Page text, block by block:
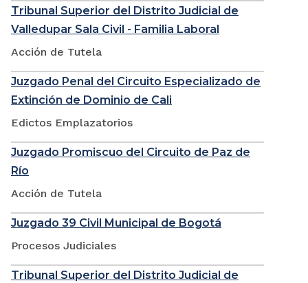
Tribunal Superior del Distrito Judicial de
Valledupar Sala Civil - Familia Laboral
Acción de Tutela
Juzgado Penal del Circuito Especializado de
Extinción de Dominio de Cali
Edictos Emplazatorios
Juzgado Promiscuo del Circuito de Paz de
Río
Acción de Tutela
Juzgado 39 Civil Municipal de Bogotá
Procesos Judiciales
Tribunal Superior del Distrito Judicial de